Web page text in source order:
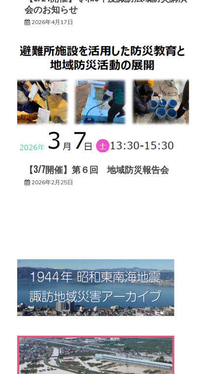
会のお知らせ
2026年4月17日
【3/7開催】第６回 地域防災報告会
2026年2月25日